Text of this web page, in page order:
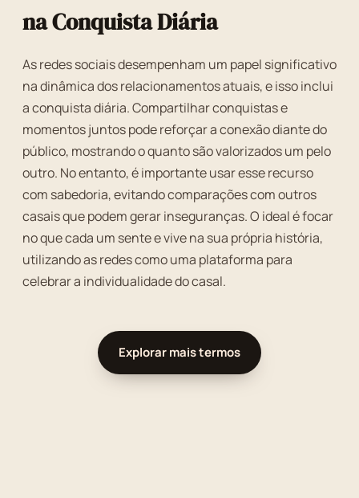
na Conquista Diária
As redes sociais desempenham um papel significativo
na dinâmica dos relacionamentos atuais, e isso inclui
a conquista diária. Compartilhar conquistas e
momentos juntos pode reforçar a conexão diante do
público, mostrando o quanto são valorizados um pelo
outro. No entanto, é importante usar esse recurso
com sabedoria, evitando comparações com outros
casais que podem gerar inseguranças. O ideal é focar
no que cada um sente e vive na sua própria história,
utilizando as redes como uma plataforma para
celebrar a individualidade do casal.
Explorar mais termos